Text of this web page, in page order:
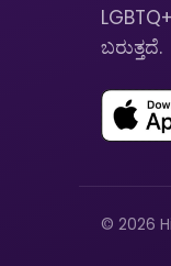
ಬರುತ್ತದೆ.
© 2026